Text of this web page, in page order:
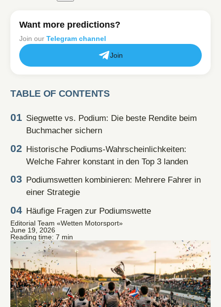
Want more predictions?
Join our Telegram channel
Join
TABLE OF CONTENTS
Siegwette vs. Podium: Die beste Rendite beim
Buchmacher sichern
Historische Podiums-Wahrscheinlichkeiten:
Welche Fahrer konstant in den Top 3 landen
Podiumswetten kombinieren: Mehrere Fahrer in
einer Strategie
Häufige Fragen zur Podiumswette
Editorial Team «Wetten Motorsport»
June 19, 2026
Reading time: 7 min